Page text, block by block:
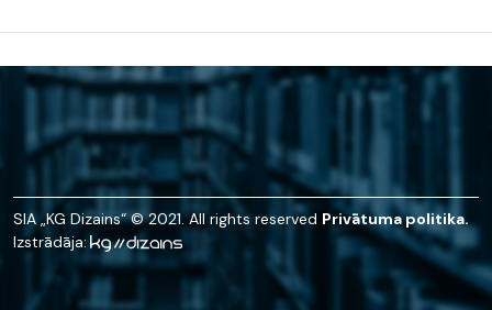
SIA „KG Dizains“ © 2021. All rights reserved Privātuma politika.
Izstrādāja: